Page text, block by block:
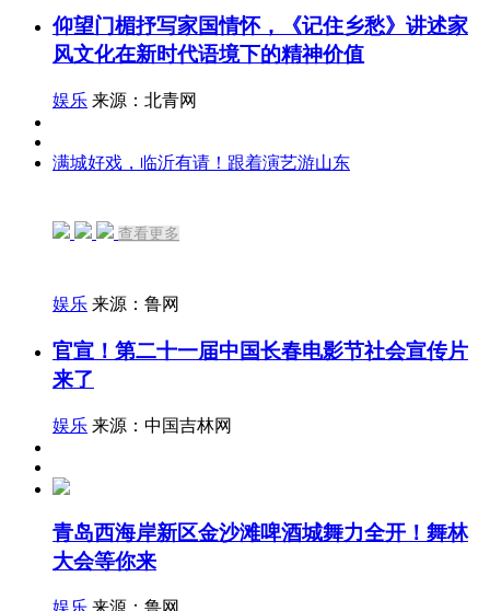
仰望门楣抒写家国情怀，《记住乡愁》讲述家
风文化在新时代语境下的精神价值
娱乐 来源：北青网
满城好戏，临沂有请！跟着演艺游山东
查看更多
娱乐 来源：鲁网
官宣！第二十一届中国长春电影节社会宣传片
来了
娱乐 来源：中国吉林网
青岛西海岸新区金沙滩啤酒城舞力全开！舞林
大会等你来
娱乐 来源：鲁网